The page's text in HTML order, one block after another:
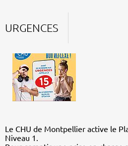
URGENCES
Le CHU de Montpellier active le
Niveau 1.